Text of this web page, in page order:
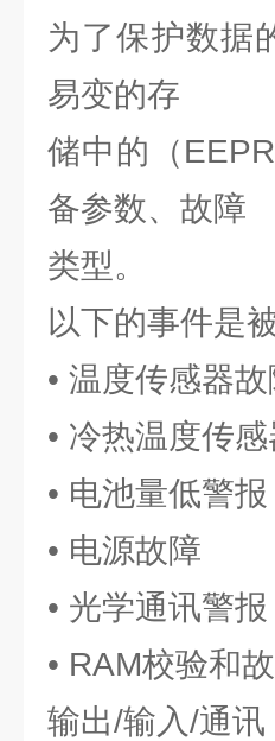
为了保护数据
易变的存
储中的（
备参数、故障
类型。
以下的事件是
• 温度传感器故
• 冷热温度传
• 电池量低警报
• 电源故障
• 光学通讯警报
• RAM校验和
输出/输入/通讯